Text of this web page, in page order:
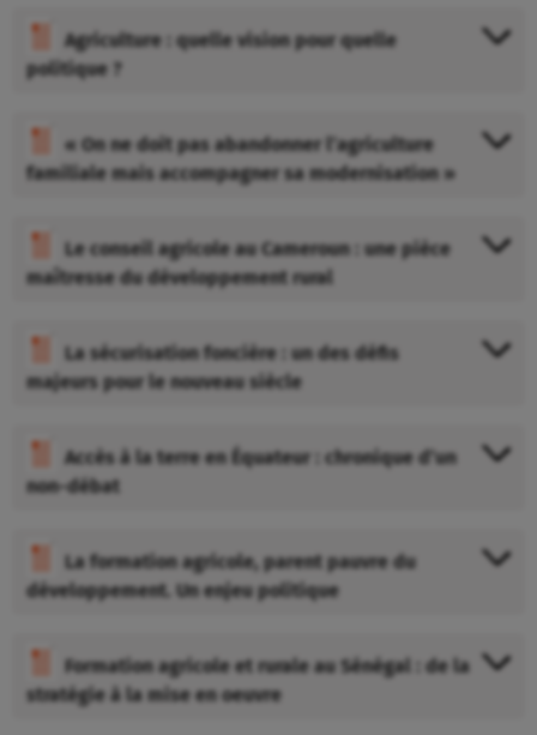
Agriculture : quelle vision pour quelle
politique ?
« On ne doit pas abandonner l’agriculture
familiale mais accompagner sa modernisation »
Le conseil agricole au Cameroun : une pièce
maîtresse du développement rural
La sécurisation foncière : un des défis
majeurs pour le nouveau siècle
Accès à la terre en Équateur : chronique d’un
non-débat
La formation agricole, parent pauvre du
développement. Un enjeu politique
Formation agricole et rurale au Sénégal : de la
stratégie à la mise en oeuvre